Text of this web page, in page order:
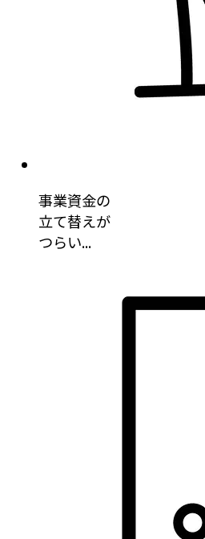
事業資金の
立て替えが
つらい...